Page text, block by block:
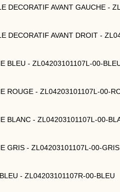
DECORATIF AVANT GAUCHE -
DECORATIF AVANT DROIT -
BLEU - ZL04203101107L-00-
ROUGE - ZL04203101107L-00-
BLANC - ZL04203101107L-00-
GRIS - ZL04203101107L-00-GRIS
- ZL04203101107R-00-BLEU